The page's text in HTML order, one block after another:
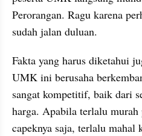
Perorangan. Ragu karena
sudah jalan duluan.
Fakta yang harus diketahui
UMK ini berusaha
sangat kompetitif, baik dari
harga. Apabila terlalu murah
capeknya saja, terlalu mahal